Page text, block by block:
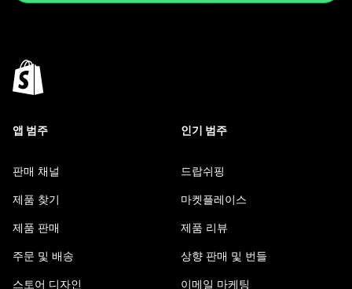
앱 범주
판매 채널
제품 찾기
제품 판매
주문 및 배송
스토어 디자인
인기 범주
드랍쉬핑
마켓플레이스
제품 리뷰
상향 판매 및 번들
이메일 마케팅